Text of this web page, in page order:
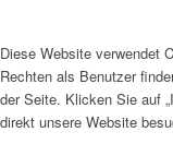
Diese Website verwendet
Rechten als Benutzer
der Seite. Klicken Sie auf
direkt unsere Website